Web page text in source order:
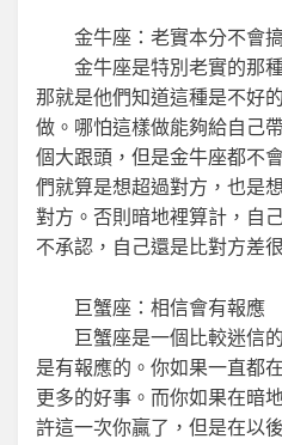
金牛座：老實本分不會
金牛座是特別老實的那種
那就是他們知道這種是不好
做。哪怕這樣做能夠給自己
個大跟頭，但是金牛座都不
們就算是想超過對方，也是
對方。否則暗地裡算計，自
不承認，自己還是比對方差
巨蟹座：相信會有報應
巨蟹座是一個比較迷信的
是有報應的。你如果一直都
更多的好事。而你如果在暗
許這一次你贏了，但是在以